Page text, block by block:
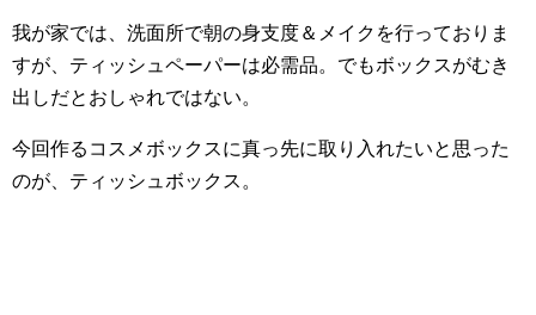
我が家では、洗面所で朝の身支度＆メイクを行っておりま
すが、ティッシュペーパーは必需品。でもボックスがむき
出しだとおしゃれではない。
今回作るコスメボックスに真っ先に取り入れたいと思った
のが、ティッシュボックス。